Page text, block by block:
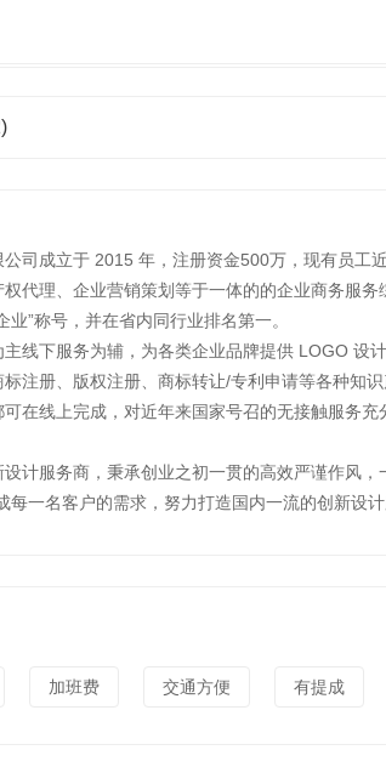
司成立于 2015 年，注册资金500万，现有员工
代理、企业营销策划等于一体的的企业商务服务
业”称号，并在省内同行业排名第一。
线下服务为辅，为各类企业品牌提供 LOGO 设
注册、版权注册、商标转让/专利申请等各种知
在线上完成，对近年来国家号召的无接触服务
计服务商，秉承创业之初一贯的高效严谨作风，
每一名客户的需求，努力打造国内一流的创新设计
加班费 交通方便 有提成